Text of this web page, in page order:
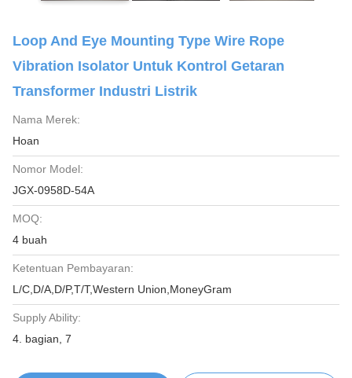
Loop And Eye Mounting Type Wire Rope
Vibration Isolator Untuk Kontrol Getaran
Transformer Industri Listrik
Nama Merek:
Hoan
Nomor Model:
JGX-0958D-54A
MOQ:
4 buah
Ketentuan Pembayaran:
L/C,D/A,D/P,T/T,Western Union,MoneyGram
Supply Ability:
4. bagian, 7